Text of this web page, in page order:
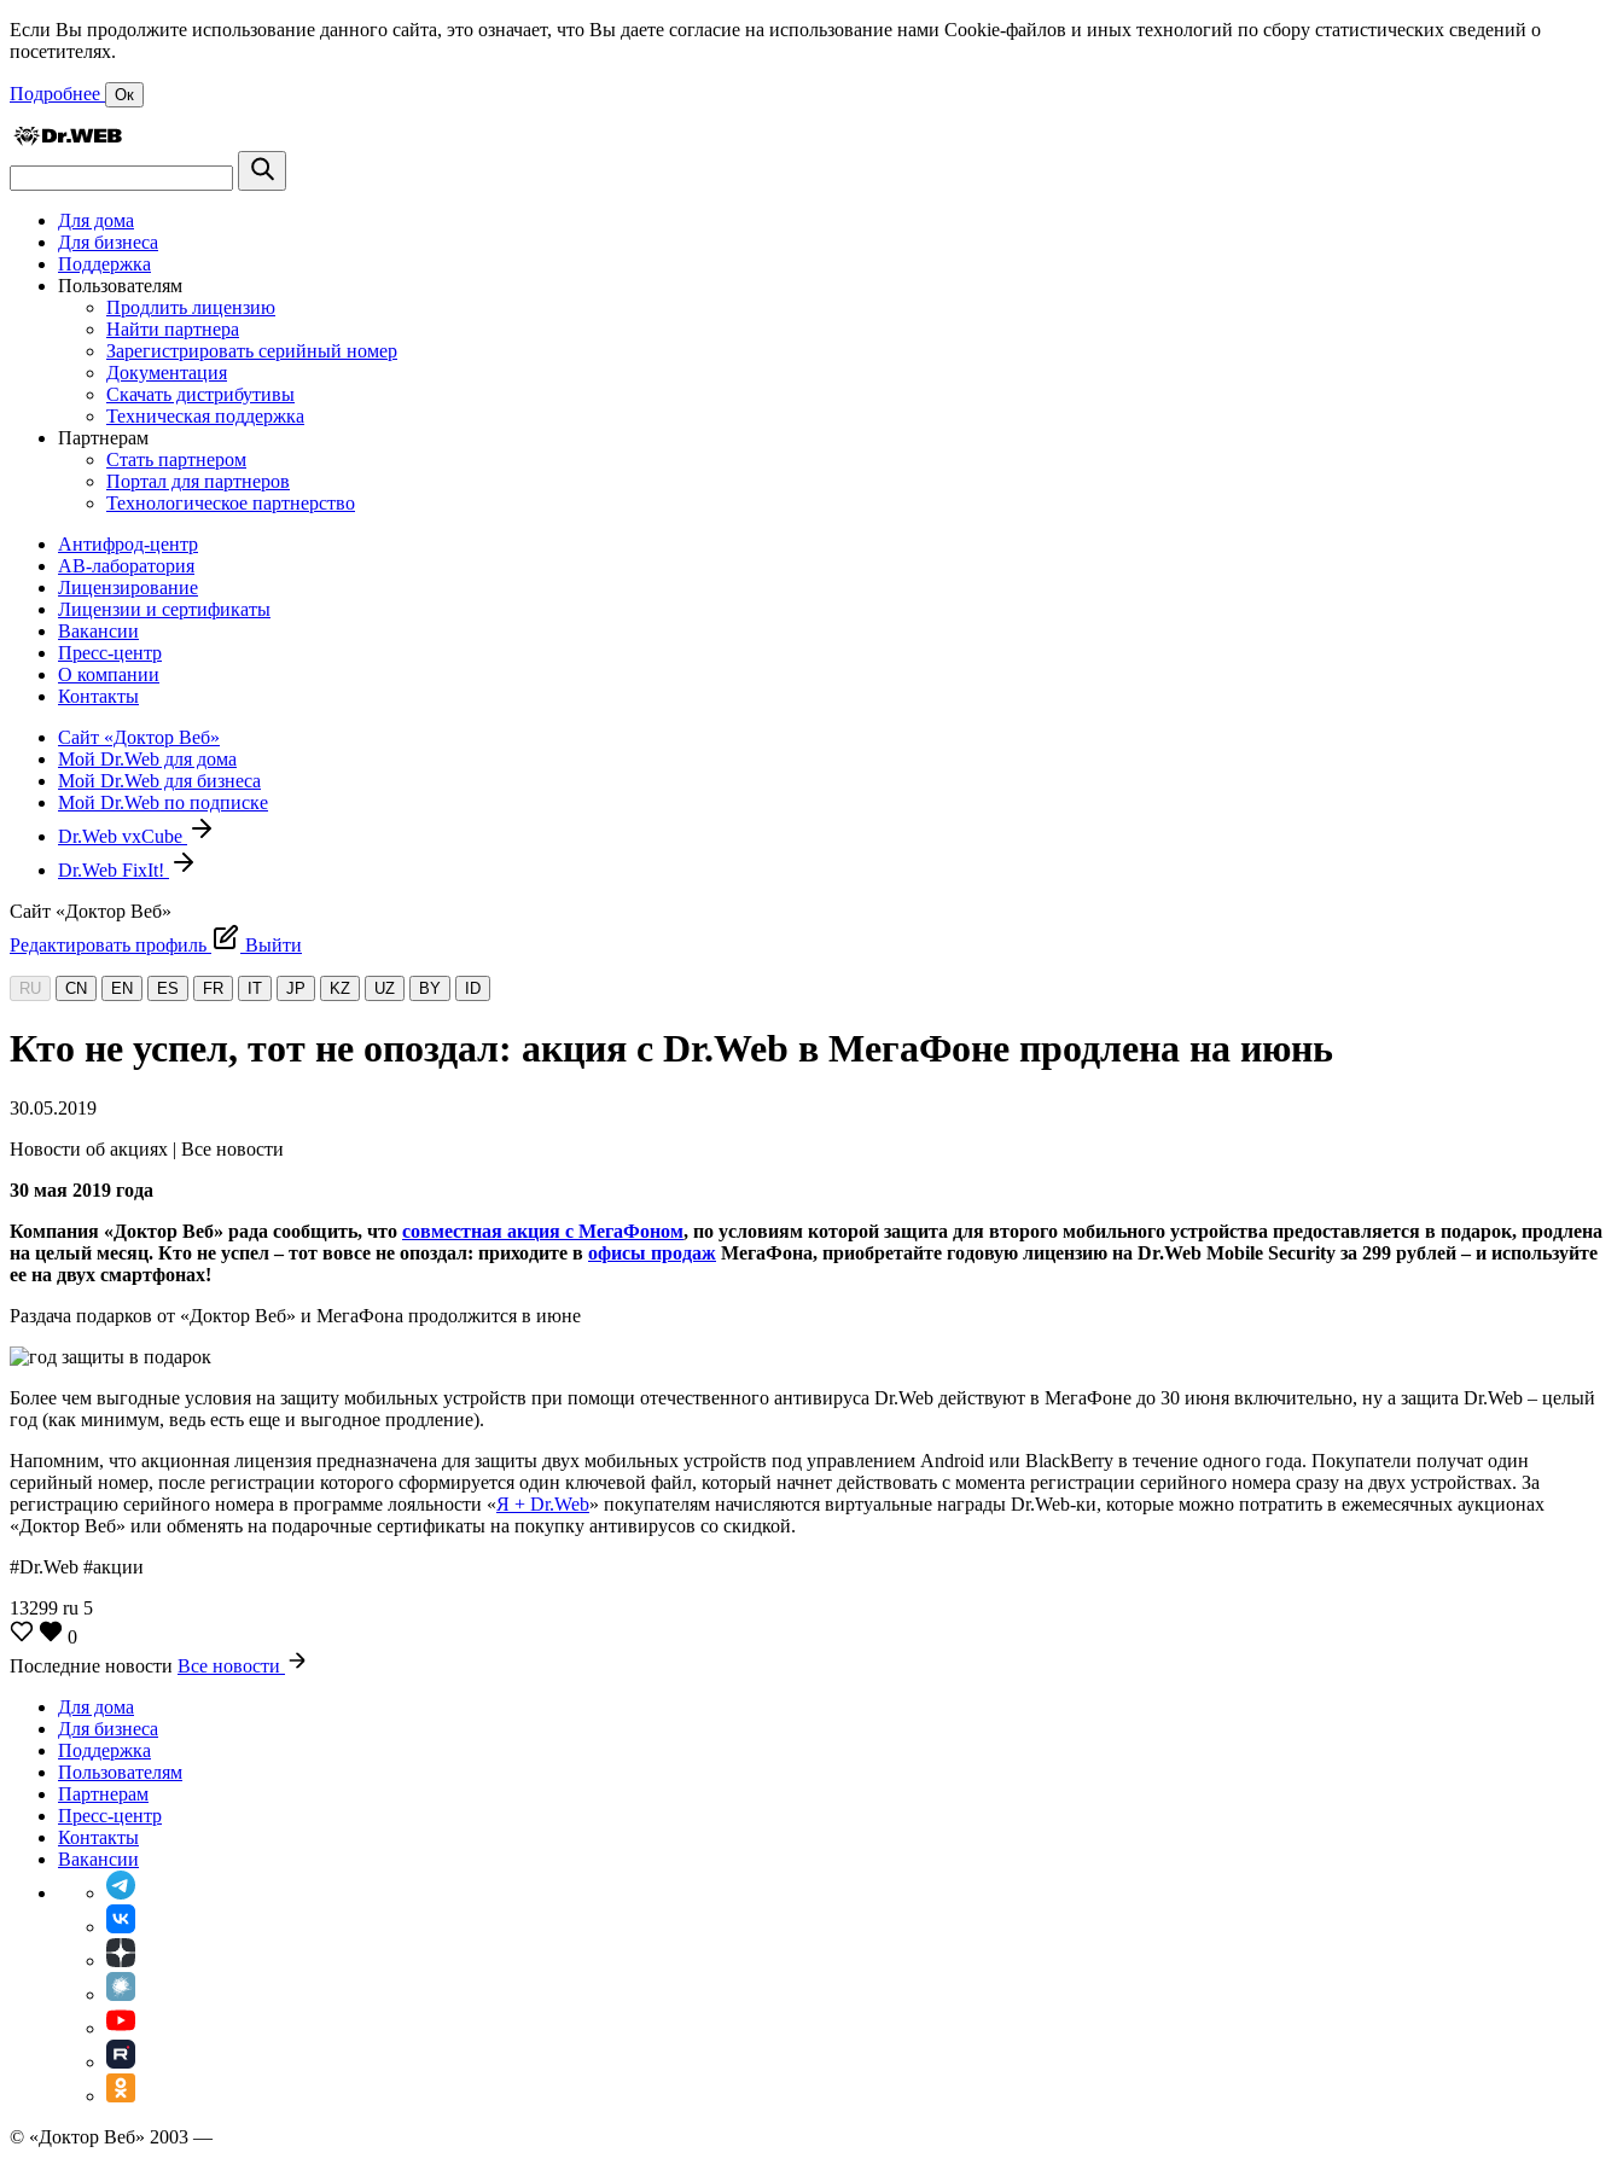
Если Вы продолжите использование данного сайта, это означает, что Вы даете согласие на использование нами Cookie-файлов и иных технологий по сбору статистических сведений о
посетителях.
Подробнее Ок
Для дома
Для бизнеса
Поддержка
Пользователям
Продлить лицензию
Найти партнера
Зарегистрировать серийный номер
Документация
Скачать дистрибутивы
Техническая поддержка
Партнерам
Стать партнером
Портал для партнеров
Технологическое партнерство
Антифрод-центр
АВ-лаборатория
Лицензирование
Лицензии и сертификаты
Вакансии
Пресс-центр
О компании
Контакты
Сайт «Доктор Веб»
Мой Dr.Web для дома
Мой Dr.Web для бизнеса
Мой Dr.Web по подписке
Dr.Web vxCube
Dr.Web FixIt!
Сайт «Доктор Веб»
Редактировать профиль
Выйти
RU CN EN ES FR IT JP KZ UZ BY ID
Кто не успел, тот не опоздал: акция с Dr.Web в МегаФоне продлена на июнь
30.05.2019
Новости об акциях | Все новости
30 мая 2019 года
Компания «Доктор Веб» рада сообщить, что совместная акция с МегаФоном, по условиям которой защита для второго мобильного устройства предоставляется в подарок, продлена
на целый месяц. Кто не успел – тот вовсе не опоздал: приходите в офисы продаж МегаФона, приобретайте годовую лицензию на Dr.Web Mobile Security за 299 рублей – и используйте
ее на двух смартфонах!
Раздача подарков от «Доктор Веб» и МегаФона продолжится в июне
Более чем выгодные условия на защиту мобильных устройств при помощи отечественного антивируса Dr.Web действуют в МегаФоне до 30 июня включительно, ну а защита Dr.Web – целый
год (как минимум, ведь есть еще и выгодное продление).
Напомним, что акционная лицензия предназначена для защиты двух мобильных устройств под управлением Android или BlackBerry в течение одного года. Покупатели получат один
серийный номер, после регистрации которого сформируется один ключевой файл, который начнет действовать с момента регистрации серийного номера сразу на двух устройствах. За
регистрацию серийного номера в программе лояльности «Я + Dr.Web» покупателям начисляются виртуальные награды Dr.Web-ки, которые можно потратить в ежемесячных аукционах
«Доктор Веб» или обменять на подарочные сертификаты на покупку антивирусов со скидкой.
#Dr.Web #акции
13299 ru 5
0
Последние новости Все новости
Для дома
Для бизнеса
Поддержка
Пользователям
Партнерам
Пресс-центр
Контакты
Вакансии
© «Доктор Веб» 2003 —